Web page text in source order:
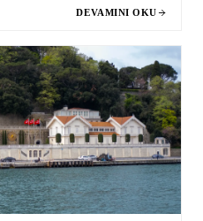
DEVAMINI OKU